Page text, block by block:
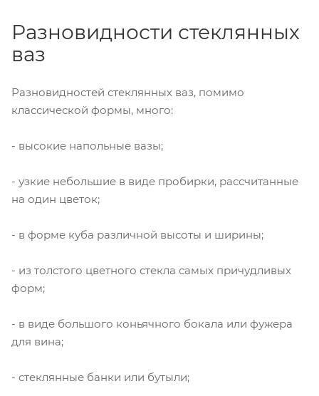
Разновидности стеклянных
ваз
Разновидностей стеклянных ваз, помимо
классической формы, много:
- высокие напольные вазы;
- узкие небольшие в виде пробирки, рассчитанные
на один цветок;
- в форме куба различной высоты и ширины;
- из толстого цветного стекла самых причудливых
форм;
- в виде большого коньячного бокала или фужера
для вина;
- стеклянные банки или бутыли;